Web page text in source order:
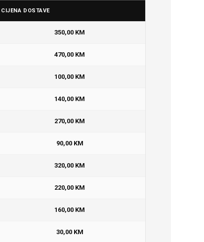
CIJENA DOSTAVE
350,00 KM
470,00 KM
100,00 KM
140,00 KM
270,00 KM
90,00 KM
320,00 KM
220,00 KM
160,00 KM
30,00 KM